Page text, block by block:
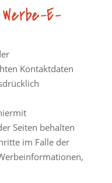
E-
Kontaktdaten
Seiten behalten
im Falle der